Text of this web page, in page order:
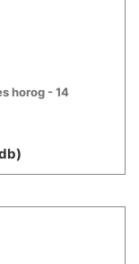
horog - 14